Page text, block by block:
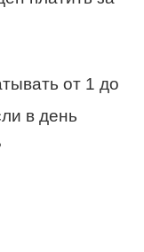
от 1 до
в день